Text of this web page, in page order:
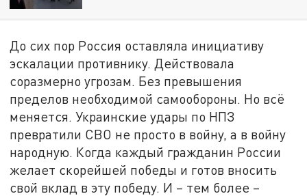
До сих пор Россия оставляла инициативу
эскалации противнику. Действовала
соразмерно угрозам. Без превышения
пределов необходимой самообороны. Но всё
меняется. Украинские удары по НПЗ
превратили СВО не просто в войну, а в войну
народную. Когда каждый гражданин России
желает скорейшей победы и готов вносить
свой вклад в эту победу. И – тем более –